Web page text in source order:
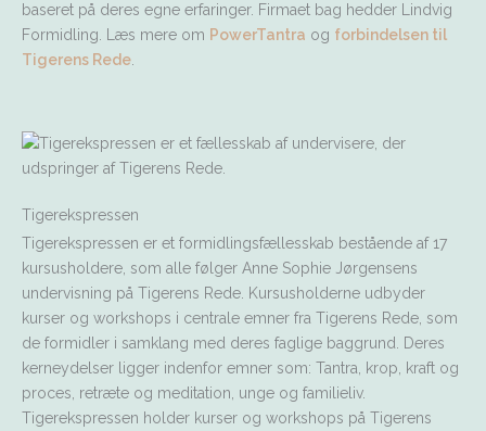
baseret på deres egne erfaringer. Firmaet bag hedder Lindvig
Formidling. Læs mere om PowerTantra og forbindelsen til
Tigerens Rede.
Tigerekspressen
Tigerekspressen er et formidlingsfællesskab bestående af 17
kursusholdere, som alle følger Anne Sophie Jørgensens
undervisning på Tigerens Rede. Kursusholderne udbyder
kurser og workshops i centrale emner fra Tigerens Rede, som
de formidler i samklang med deres faglige baggrund. Deres
kerneydelser ligger indenfor emner som: Tantra, krop, kraft og
proces, retræte og meditation, unge og familieliv.
Tigerekspressen holder kurser og workshops på Tigerens